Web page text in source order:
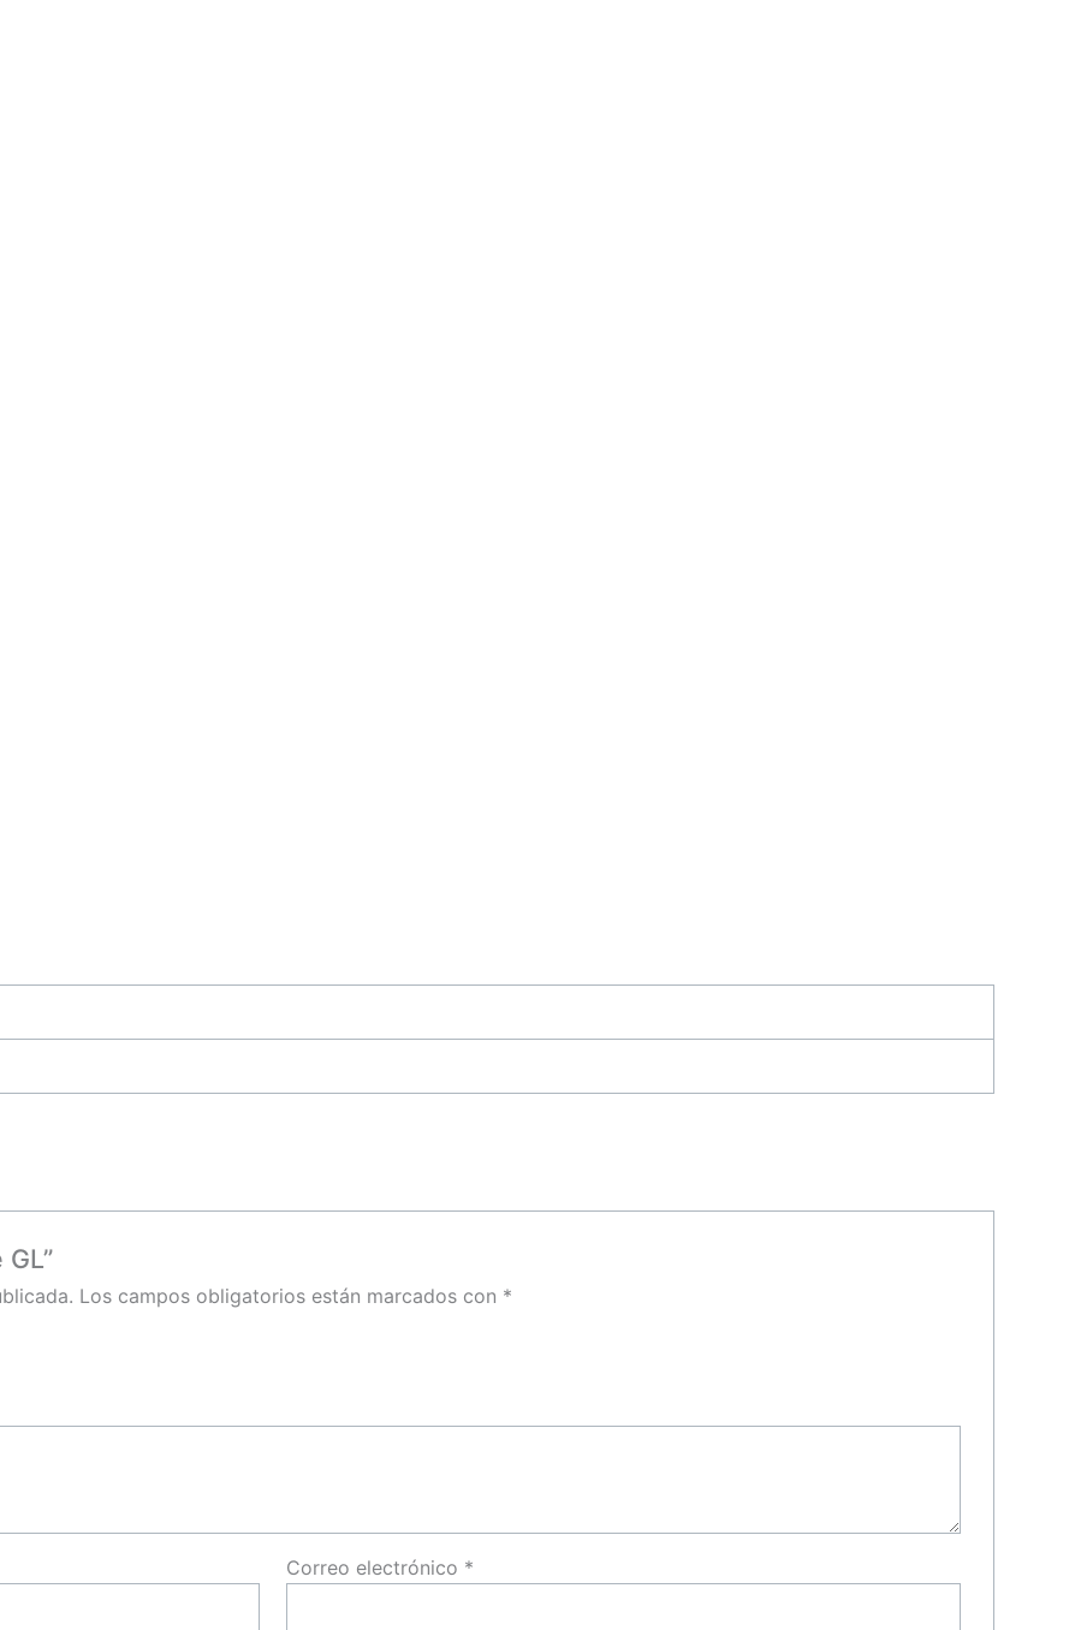
Los campos obligatorios están marcados con *
Correo electrónico *